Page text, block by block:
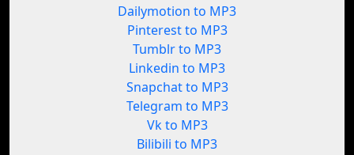
Dailymotion to MP3
Pinterest to MP3
Tumblr to MP3
Linkedin to MP3
Snapchat to MP3
Telegram to MP3
Vk to MP3
Bilibili to MP3